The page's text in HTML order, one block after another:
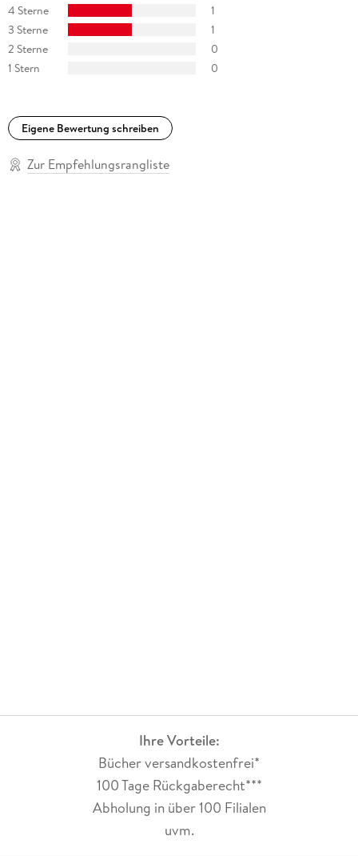
4 Sterne
1
3 Sterne
1
2 Sterne
0
1 Stern
0
Eigene Bewertung schreiben
Zur Empfehlungsrangliste
Ihre Vorteile:
Bücher versandkostenfrei*
100 Tage Rückgaberecht***
Abholung in über 100 Filialen
uvm.